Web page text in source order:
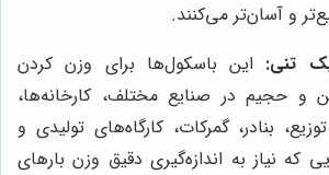
و آسان‌تر می‌کنند.
تنی: این باسکول‌ها برای وزن کردن
و حجیم در صنایع مختلف، کارخانه‌ها،
توزیع، بنادر، گمرکات، کارگاه‌های تولیدی و
که نیاز به اندازه‌گیری دقیق وزن بارهای